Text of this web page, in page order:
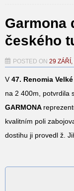
Garmona
českého
POSTED ON 29
V47. Renomia
na 2 400m, potvrdila
GARMONA
kvalitním poli
dostihu ji provedl ž.